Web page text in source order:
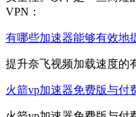
VPN：
有哪些加速器能够有效地
提升奈飞视频加载速度的
火箭vp加速器免费版与付